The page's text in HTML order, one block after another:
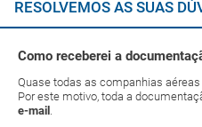
RESOLVEMOS AS SUAS
Como receberei a
Quase todas as companhias
Por este motivo, toda a
e-mail .